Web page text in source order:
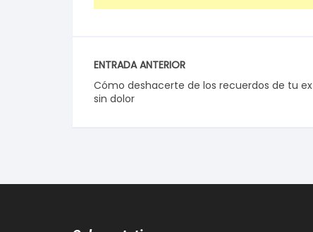
ENTRADA ANTERIOR
Cómo deshacerte de los recuerdos de tu ex
sin dolor